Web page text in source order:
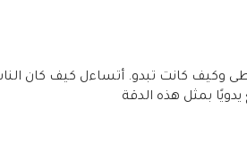
وكيف كانت تبدو. أتساءل كيف كان
بمثل هذه الدقة